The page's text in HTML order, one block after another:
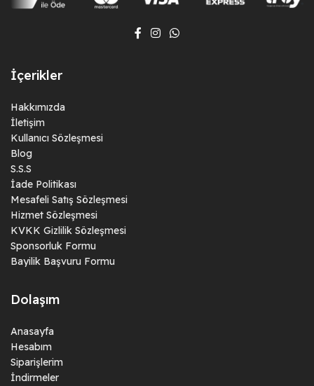
İçerikler
Hakkımızda
İletişim
Kullanıcı Sözleşmesi
Blog
S.S.S
İade Politikası
Mesafeli Satış Sözleşmesi
Hizmet Sözleşmesi
KVKK Gizlilik Sözleşmesi
Sponsorluk Formu
Bayilik Başvuru Formu
Dolaşım
Anasayfa
Hesabım
Siparişlerim
İndirmeler